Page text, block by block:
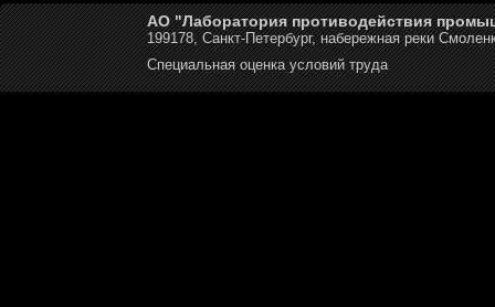
АО "Лаборатория противодействия
199178, Санкт-Петербург, набережная реки
Специальная оценка условий труда